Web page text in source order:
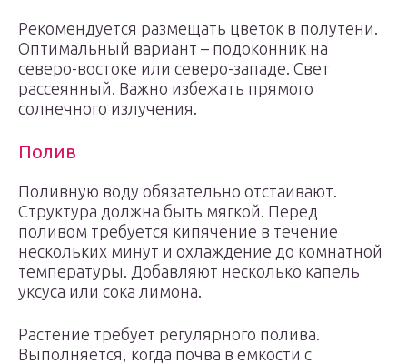
Рекомендуется размещать цветок в полутени.
Оптимальный вариант – подоконник на
северо-востоке или северо-западе. Свет
рассеянный. Важно избежать прямого
солнечного излучения.
Полив
Поливную воду обязательно отстаивают.
Структура должна быть мягкой. Перед
поливом требуется кипячение в течение
нескольких минут и охлаждение до комнатной
температуры. Добавляют несколько капель
уксуса или сока лимона.
Растение требует регулярного полива.
Выполняется, когда почва в емкости с